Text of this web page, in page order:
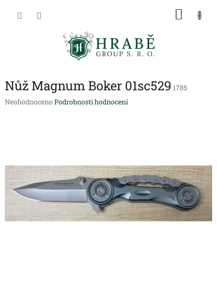
Nůž Magnum Boker 01sc529 1785
Průměrné
hvězdiček.
Neohodnoceno Podrobnosti hodnocení